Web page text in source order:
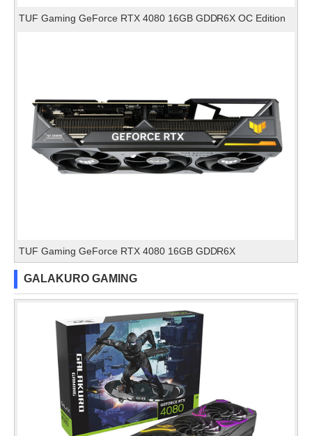
TUF Gaming GeForce RTX 4080 16GB GDDR6X OC Edition
TUF Gaming GeForce RTX 4080 16GB GDDR6X
GALAKURO GAMING